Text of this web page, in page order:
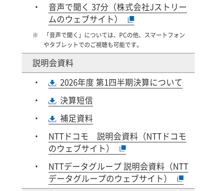
音声で聞く 37分（株式会社Jストリー
ムのウェブサイト）
「音声で聞く」については、PCの他、スマートフォン
やタブレットでのご視聴も可能です。
説明会資料
2026年度 第1四半期決算について
決算短信
補足資料
NTTドコモ 説明会資料（NTTドコモ
のウェブサイト）
NTTデータグループ 説明会資料（NTT
データグループのウェブサイト）